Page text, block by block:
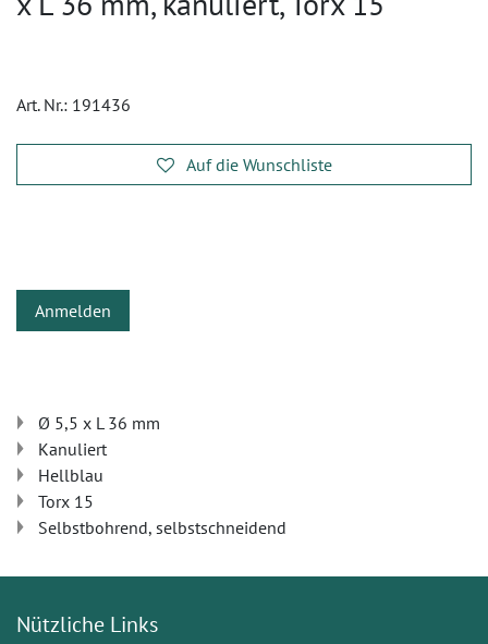
Art. Nr.: 191436
Auf die Wunschliste
Anmelden
Ø 5,5 x L 36 mm
Kanuliert
Hellblau
Torx 15
Selbstbohrend, selbstschneidend
Nützliche Links